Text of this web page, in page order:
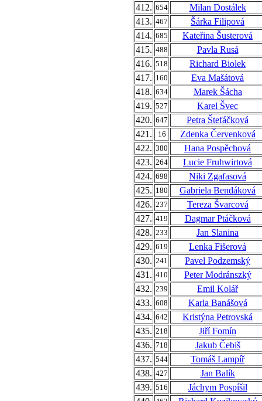
412. 654
Milan Dostálek
413. 467
Šárka Filipová
414. 685
Kateřina Šusterová
415. 488
Pavla Rusá
416. 518
Richard Biolek
417. 160
Eva Mašátová
418. 634
Marek Šácha
419. 527
Karel Švec
420. 647
Petra Štefáčková
421.
16
Zdenka Červenková
422. 380
Hana Pospěchová
423. 264
Lucie Fruhwirtová
424. 698
Niki Zgafasová
425. 180
Gabriela Bendáková
426. 237
Tereza Švarcová
427. 419
Dagmar Ptáčková
428. 233
Jan Slanina
429. 619
Lenka Fišerová
430. 241
Pavel Podzemský
431. 410
Peter Modránszký
432. 239
Emil Kolář
433. 608
Karla Banášová
434. 642
Kristýna Petrovská
435. 218
Jiří Fomín
436. 718
Jakub Čebiš
437. 544
Tomáš Lampíř
438. 427
Jan Balík
439. 516
Jáchym Pospíšil